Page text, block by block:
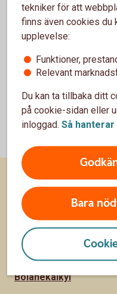
tekniker för att
finns även cookies du
upplevelse:
Funktioner,
Relevant
Du kan ta tillbaka ditt
på cookie-sidan eller
inloggad. Så hanterar
Bara
Sidfot
Räkna
Räkna på ränta-
Sparkalkylator
Bolånekalkyl